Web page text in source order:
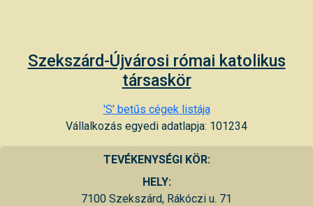
Szekszárd-Újvárosi római katolikus
társaskör
'S' betűs cégek listája
Vállalkozás egyedi adatlapja: 101234
TEVÉKENYSÉGI KÖR:
HELY:
7100 Szekszárd, Rákóczi u. 71